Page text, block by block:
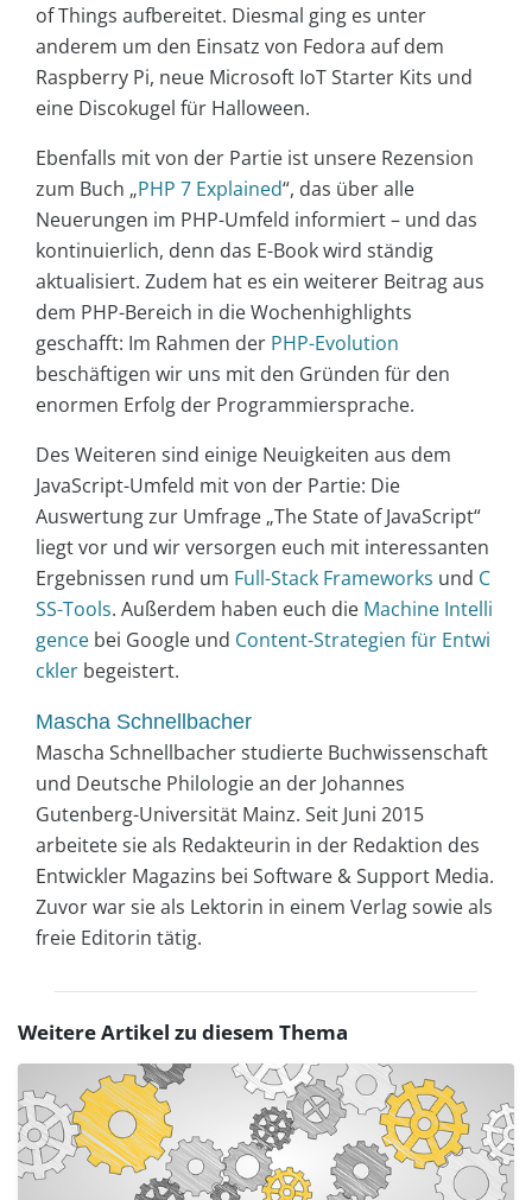
of Things aufbereitet. Diesmal ging es unter
anderem um den Einsatz von Fedora auf dem
Raspberry Pi, neue Microsoft IoT Starter Kits und
eine Discokugel für Halloween.
Ebenfalls mit von der Partie ist unsere Rezension
zum Buch „PHP 7 Explained“, das über alle
Neuerungen im PHP-Umfeld informiert – und das
kontinuierlich, denn das E-Book wird ständig
aktualisiert. Zudem hat es ein weiterer Beitrag aus
dem PHP-Bereich in die Wochenhighlights
geschafft: Im Rahmen der PHP-Evolution
beschäftigen wir uns mit den Gründen für den
enormen Erfolg der Programmiersprache.
Des Weiteren sind einige Neuigkeiten aus dem
JavaScript-Umfeld mit von der Partie: Die
Auswertung zur Umfrage „The State of JavaScript“
liegt vor und wir versorgen euch mit interessanten
Ergebnissen rund um Full-Stack Frameworks und C
SS-Tools. Außerdem haben euch die Machine Intelli
gence bei Google und Content-Strategien für Entwi
ckler begeistert.
Mascha Schnellbacher
Mascha Schnellbacher studierte Buchwissenschaft
und Deutsche Philologie an der Johannes
Gutenberg-Universität Mainz. Seit Juni 2015
arbeitete sie als Redakteurin in der Redaktion des
Entwickler Magazins bei Software & Support Media.
Zuvor war sie als Lektorin in einem Verlag sowie als
freie Editorin tätig.
Weitere Artikel zu diesem Thema